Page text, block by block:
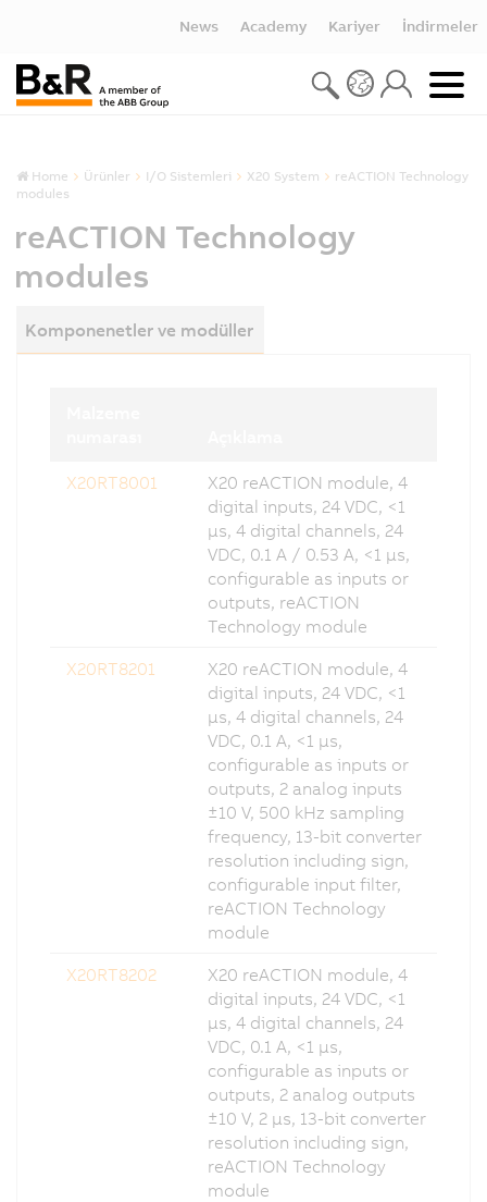
News Academy Kariyer İndirmeler
Home Ürünler I/O Sistemleri X20 System
reACTION Technology
modules
reACTION Technology
modules
Komponenetler ve modüller
X20RT8001
X20 reACTION module, 4
digital inputs, 24 VDC, <1
µs, 4 digital channels, 24
VDC, 0.1 A / 0.53 A, <1 µs,
configurable as inputs or
outputs, reACTION
Technology module
X20RT8201
X20 reACTION module, 4
digital inputs, 24 VDC, <1
µs, 4 digital channels, 24
VDC, 0.1 A, <1 µs,
configurable as inputs or
outputs, 2 analog inputs
±10 V, 500 kHz sampling
frequency, 13-bit converter
resolution including sign,
configurable input filter,
reACTION Technology
module
X20RT8202
X20 reACTION module, 4
digital inputs, 24 VDC, <1
µs, 4 digital channels, 24
VDC, 0.1 A, <1 µs,
configurable as inputs or
outputs, 2 analog outputs
±10 V, 2 µs, 13-bit converter
resolution including sign,
reACTION Technology
module